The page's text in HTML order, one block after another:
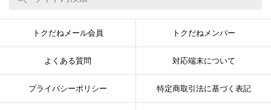
トクだねメール会員 トクだねメンバー
よくある質問 対応端末について
プライバシーポリシー 特定商取引法に基づく表記